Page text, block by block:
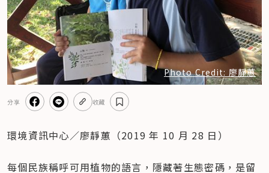
Photo Credit: 廖靜蕙
分享 收藏
環境資訊中心／廖靜蕙（2019 年 10 月 28 日）
每個民族稱呼可用植物的語言，隱藏著生態密碼，是留